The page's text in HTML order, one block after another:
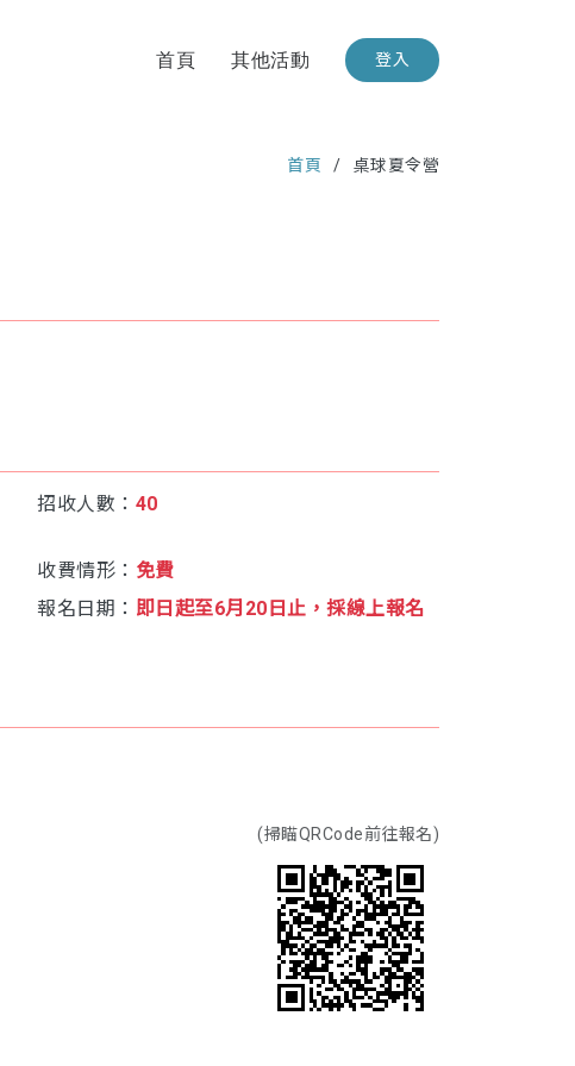
首頁 其他活動 登入
首頁 桌球夏令營
招收人數： 40
收費情形： 免費
報名日期： 即日起至6月20日止，採線上報名
(掃瞄QRCode前往報名)